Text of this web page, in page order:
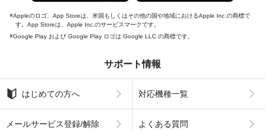
Appleのロゴ、App Storeは、米国もしくはその他の国や地域におけるApple Inc.の商標で
す。App Storeは、Apple Inc.のサービスマークです。
Google Play および Google Play ロゴは Google LLC の商標です。
サポート情報
はじめての方へ 対応機種一覧
メールサービス登録/解除 よくある質問